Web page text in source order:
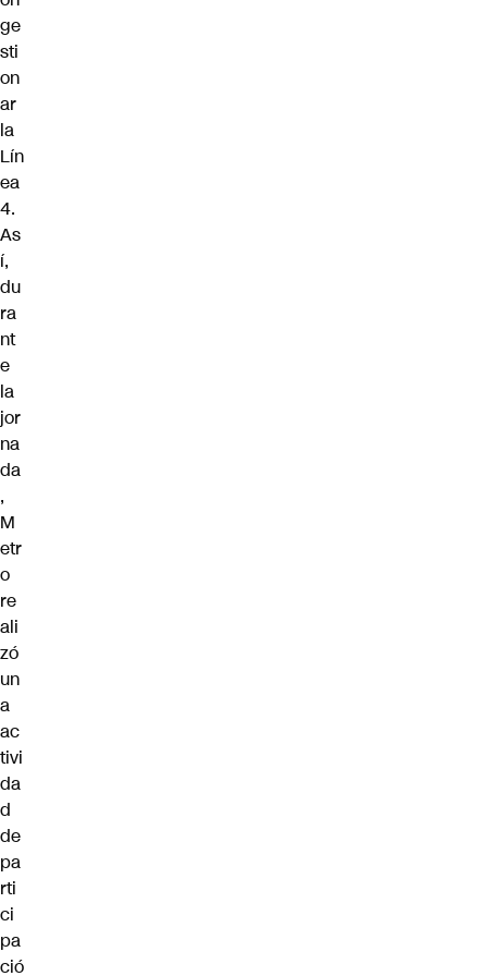
ge
sti
on
ar
la
Lín
ea
4.
As
í,
du
ra
nt
e
la
jor
na
da
,
M
etr
o
re
ali
zó
un
a
ac
tivi
da
d
de
pa
rti
ci
pa
ció